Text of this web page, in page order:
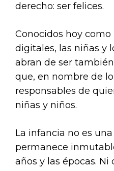
derecho: ser felices.
Conocidos hoy
digitales, las niñas y
abran de ser
que, en nombre de
responsables de
niñas y niños.
La infancia no es una
permanece
años y las épocas.